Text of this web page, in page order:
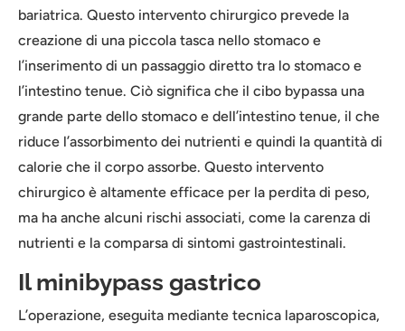
bariatrica. Questo intervento chirurgico prevede la
creazione di una piccola tasca nello stomaco e
l’inserimento di un passaggio diretto tra lo stomaco e
l’intestino tenue. Ciò significa che il cibo bypassa una
grande parte dello stomaco e dell’intestino tenue, il che
riduce l’assorbimento dei nutrienti e quindi la quantità di
calorie che il corpo assorbe. Questo intervento
chirurgico è altamente efficace per la perdita di peso,
ma ha anche alcuni rischi associati, come la carenza di
nutrienti e la comparsa di sintomi gastrointestinali.
Il minibypass gastrico
L’operazione, eseguita mediante tecnica laparoscopica,